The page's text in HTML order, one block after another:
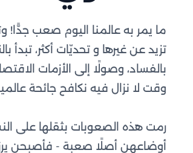
ما يمر به عالمنا اليوم صعب
تزيد عن غيرها و تحديّات أكثر، تبدأ
بالفساد، وصولًا إلى الأزمات
وقت لا نزال فيه نكافح جائحة
رمت هذه الصعوبات بثقلها على
أوضاعهن أصلًا صعبة - فأصبحن